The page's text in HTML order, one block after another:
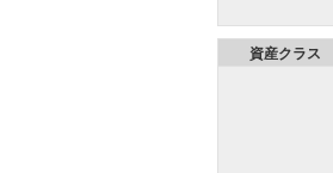
資産クラス